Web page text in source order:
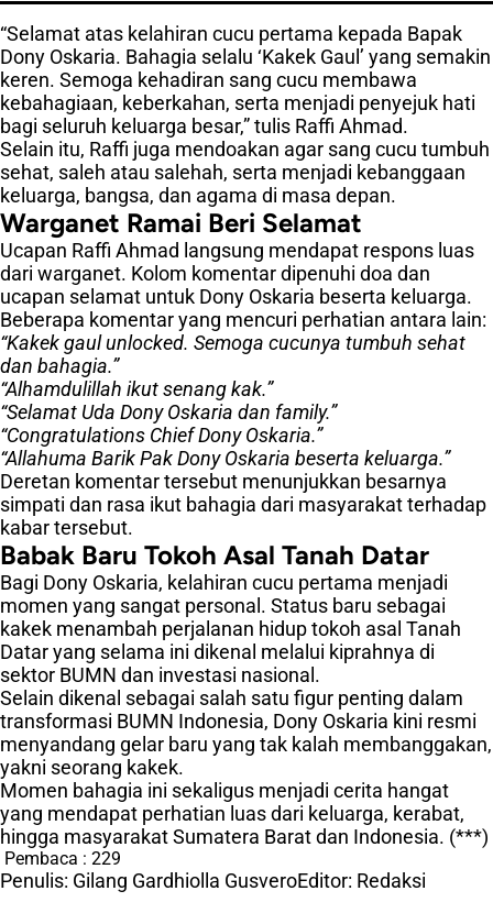
“Selamat atas kelahiran cucu pertama kepada Bapak
Dony Oskaria. Bahagia selalu ‘Kakek Gaul’ yang semakin
keren. Semoga kehadiran sang cucu membawa
kebahagiaan, keberkahan, serta menjadi penyejuk hati
bagi seluruh keluarga besar,” tulis Raffi Ahmad.
Selain itu, Raffi juga mendoakan agar sang cucu tumbuh
sehat, saleh atau salehah, serta menjadi kebanggaan
keluarga, bangsa, dan agama di masa depan.
Warganet Ramai Beri Selamat
Ucapan Raffi Ahmad langsung mendapat respons luas
dari warganet. Kolom komentar dipenuhi doa dan
ucapan selamat untuk Dony Oskaria beserta keluarga.
Beberapa komentar yang mencuri perhatian antara lain:
“Kakek gaul unlocked. Semoga cucunya tumbuh sehat
dan bahagia.”
“Alhamdulillah ikut senang kak.”
“Selamat Uda Dony Oskaria dan family.”
“Congratulations Chief Dony Oskaria.”
“Allahuma Barik Pak Dony Oskaria beserta keluarga.”
Deretan komentar tersebut menunjukkan besarnya
simpati dan rasa ikut bahagia dari masyarakat terhadap
kabar tersebut.
Babak Baru Tokoh Asal Tanah Datar
Bagi Dony Oskaria, kelahiran cucu pertama menjadi
momen yang sangat personal. Status baru sebagai
kakek menambah perjalanan hidup tokoh asal Tanah
Datar yang selama ini dikenal melalui kiprahnya di
sektor BUMN dan investasi nasional.
Selain dikenal sebagai salah satu figur penting dalam
transformasi BUMN Indonesia, Dony Oskaria kini resmi
menyandang gelar baru yang tak kalah membanggakan,
yakni seorang kakek.
Momen bahagia ini sekaligus menjadi cerita hangat
yang mendapat perhatian luas dari keluarga, kerabat,
hingga masyarakat Sumatera Barat dan Indonesia. (***)
Pembaca : 229
Penulis: Gilang Gardhiolla GusveroEditor: Redaksi